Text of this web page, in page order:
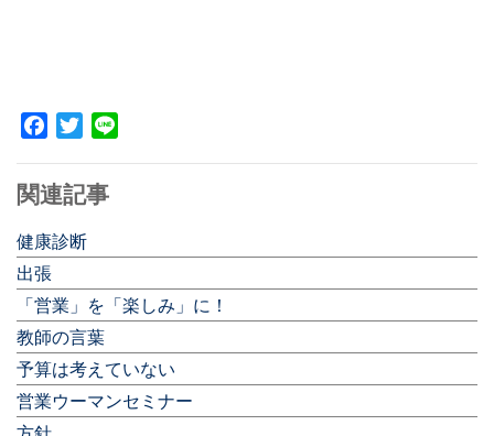
Facebook
Twitter
関連記事
健康診断
出張
「営業」を「楽しみ」に！
教師の言葉
予算は考えていない
営業ウーマンセミナー